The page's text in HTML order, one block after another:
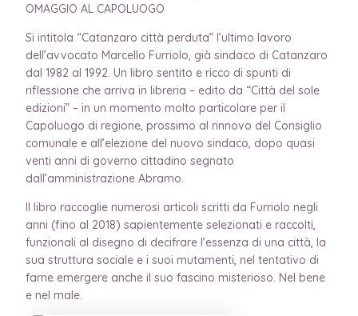
OMAGGIO AL CAPOLUOGO
Si intitola “Catanzaro città perduta” l’ultimo lavoro
dell’avvocato Marcello Furriolo, già sindaco di Catanzaro
dal 1982 al 1992. Un libro sentito e ricco di spunti di
riflessione che arriva in libreria – edito da “Città del sole
edizioni” – in un momento molto particolare per il
Capoluogo di regione, prossimo al rinnovo del Consiglio
comunale e all’elezione del nuovo sindaco, dopo quasi
venti anni di governo cittadino segnato
dall’amministrazione Abramo.
Il libro raccoglie numerosi articoli scritti da Furriolo negli
anni (fino al 2018) sapientemente selezionati e raccolti,
funzionali al disegno di decifrare l’essenza di una città, la
sua struttura sociale e i suoi mutamenti, nel tentativo di
farne emergere anche il suo fascino misterioso. Nel bene
e nel male.